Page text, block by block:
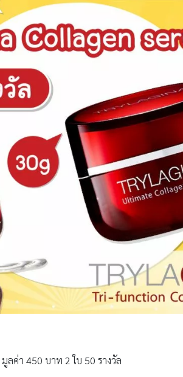
มูลค่า 450 บาท 2 ใบ 50 รางวัล